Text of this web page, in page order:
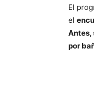
El
el
Antes,
por